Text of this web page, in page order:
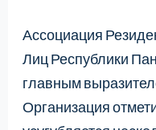
Ассоциация
Лиц Республики
главным
Организация